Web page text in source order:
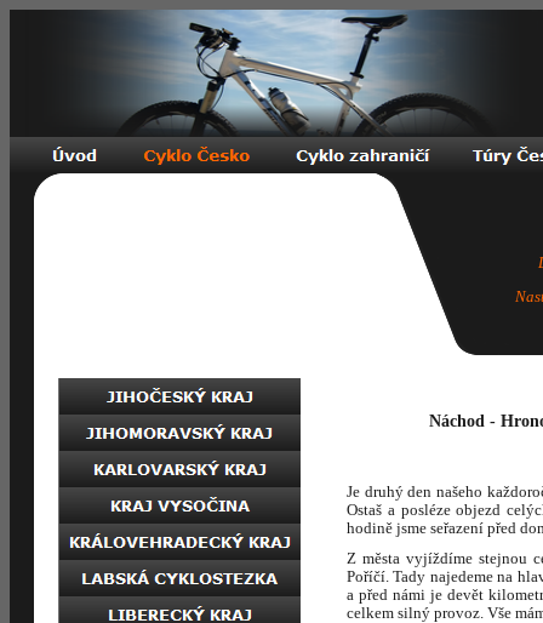
Náchod -
Je druhý den našeho
Ostaš a posléze objezd
hodině jsme seřazení před
Z města vyjíždíme stejnou
Poříčí. Tady najedeme na
a před námi je devět
celkem silný provoz. Vše